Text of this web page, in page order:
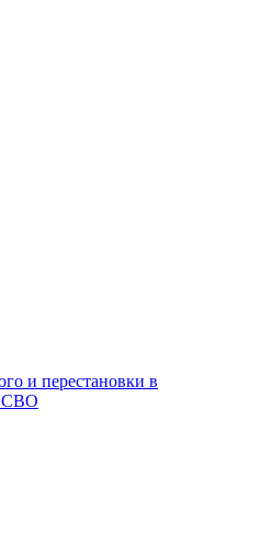
и перестановки в
СВО